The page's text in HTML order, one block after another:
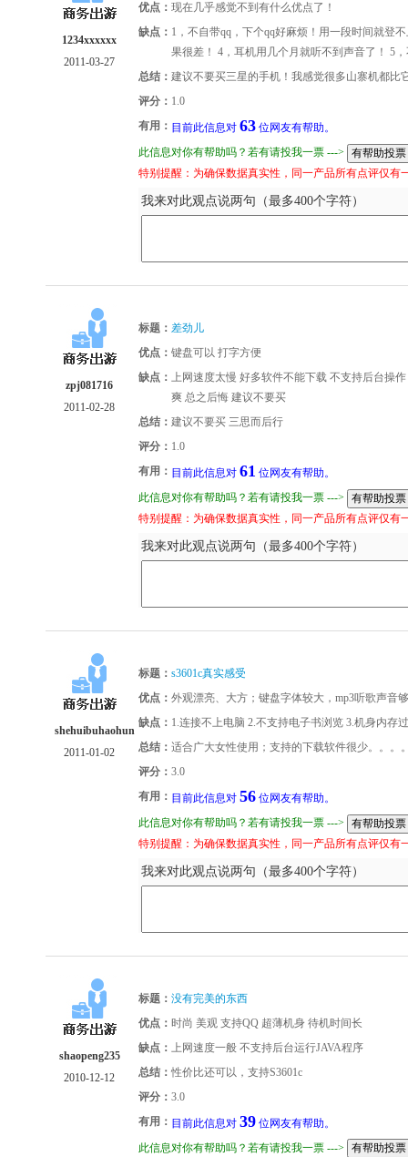
1234xxxxxx
2011-03-27
优点： 现在几乎感觉不到有什么优点了！
缺点： 1，不自带qq，下个qq好麻烦！用一段时间就登
果很差！ 4，耳机用几个月就听不到声音了！ 5
总结： 建议不要买三星的手机！我感觉很多山寨机都比
评分： 1.0
有用： 目前此信息对 63 位网友有帮助。
此信息对你有帮助吗？若有请投我一票 --->
特别提醒：为确保数据真实性，同一产品所有点评仅有
我来对此观点说两句（最多400个字符）
zpj081716
2011-02-28
标题： 差劲儿
优点： 键盘可以 打字方便
缺点： 上网速度太慢 好多软件不能下载 不支持后台操
爽 总之后悔 建议不要买
总结： 建议不要买 三思而后行
评分： 1.0
有用： 目前此信息对 61 位网友有帮助。
此信息对你有帮助吗？若有请投我一票 --->
特别提醒：为确保数据真实性，同一产品所有点评仅有
我来对此观点说两句（最多400个字符）
shehuibuhaohun
2011-01-02
标题： s3601c真实感受
优点： 外观漂亮、大方；键盘字体较大，mp3听歌声音
缺点： 1.连接不上电脑 2.不支持电子书浏览 3.机身内存
总结： 适合广大女性使用；支持的下载软件很少。。。
评分： 3.0
有用： 目前此信息对 56 位网友有帮助。
此信息对你有帮助吗？若有请投我一票 --->
特别提醒：为确保数据真实性，同一产品所有点评仅有
我来对此观点说两句（最多400个字符）
shaopeng235
2010-12-12
标题： 没有完美的东西
优点： 时尚 美观 支持QQ 超薄机身 待机时间长
缺点：
上网速度一般 不支持后台运行JAVA程序
总结： 性价比还可以，支持S3601c
评分： 3.0
有用： 目前此信息对 39 位网友有帮助。
此信息对你有帮助吗？若有请投我一票 --->